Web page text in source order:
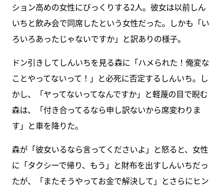
ション高めの女性にびっくりする2人。彼女は以前しん
いちと飲み会で同席したという女性だった。しかも「い
ろいろあったじゃないですか」と訳ありの様子。
ドン引きしてしんいちを見る森に「ハメられた！俺変な
ことやってないって！」と必死に否定するしんいち。し
かし、「ヤってないってなんですか」と軽蔑の目で睨む
森は、「付き合ってるなら申し訳ないから席変わりま
す」と車を降りた。
森が「彼女いるなら言ってくださいよ」と怒ると、女性
に「タクシーで帰り、もう」と財布を出すしんいちだっ
たが、「またそうやってお金で解決して」とさらにヒン